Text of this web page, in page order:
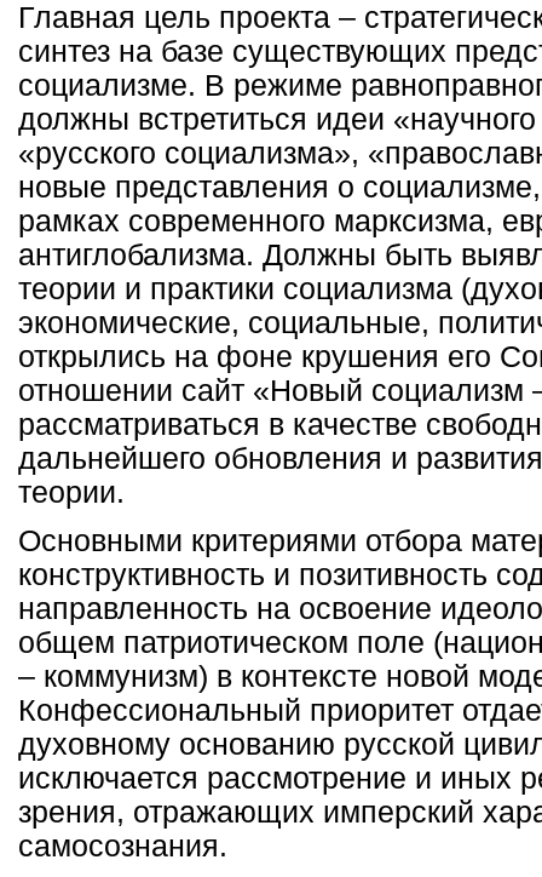
Главная цель проекта –
синтез на базе существующих
социализме. В режиме
должны встретиться идеи
«русского социализма»,
новые представления о
рамках современного марксизма,
антиглобализма. Должны быть
теории и практики социализма
экономические, социальные,
открылись на фоне крушения его
отношении сайт «Новый социализм
рассматриваться в качестве
дальнейшего обновления и
теории.
Основными критериями отбора
конструктивность и позитивность
направленность на освоение
общем патриотическом поле
– коммунизм) в контексте новой
Конфессиональный приоритет
духовному основанию русской
исключается рассмотрение и иных
зрения, отражающих имперский
самосознания.